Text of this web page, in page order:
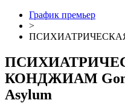
График премьер
>
КОНДЖИАМ
Asylum